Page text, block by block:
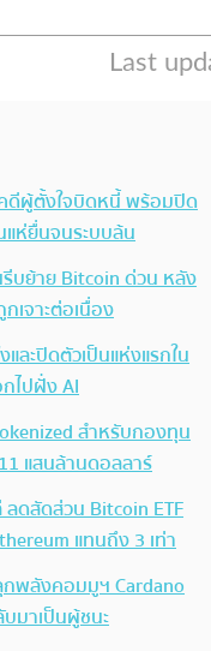
ดีผู้ตั้งใจบิดหนี้ พร้อมปิด
ห่ยื่นจนระบบล้น
บย้าย Bitcoin ด่วน หลัง
เจาะต่อเนื่อง
ละปิดตัวเป็นแห่งแรกใน
ไปฝั่ง AI
สำหรับกองทุน
แสนล้านดอลลาร์
ดสัดส่วน Bitcoin ETF
แทนถึง 3 เท่า
กพลังคอมมูฯ Cardano
มาเป็นผู้ชนะ